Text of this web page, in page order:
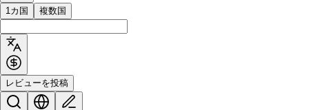
1カ国
複数国
レビューを投稿